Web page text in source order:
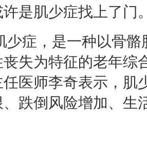
许是肌少症找上了门
少症，是一种以骨
丧失为特征的老年综
任医师李奇表示，肌
、跌倒风险增加、生